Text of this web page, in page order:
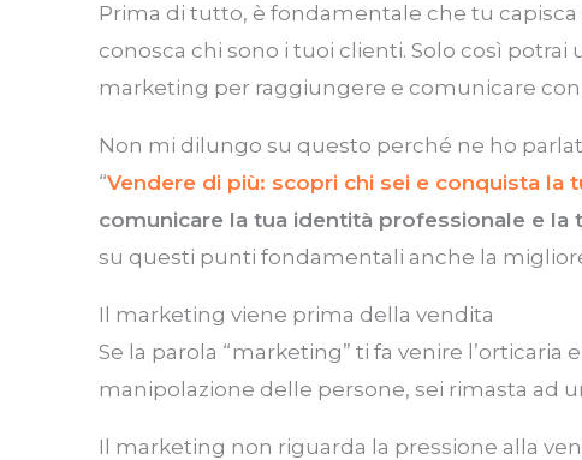
Prima di tutto, è fondamentale che tu
conosca chi sono i tuoi clienti. Solo così
marketing per raggiungere e comunicare
Non mi dilungo su questo perché ne ho
“Vendere di più: scopri chi sei e conquista la
comunicare la tua identità professionale e la
su questi punti fondamentali anche la
Il marketing viene prima della vendita
Se la parola “marketing” ti fa venire l’orticaria
manipolazione delle persone, sei rimasta ad
Il marketing non riguarda la pressione alla